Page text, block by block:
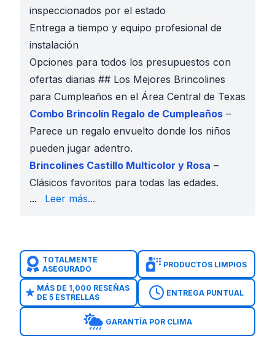
inspeccionados por el estado
Entrega a tiempo y equipo profesional de
instalación
Opciones para todos los presupuestos con
ofertas diarias ## Los Mejores Brincolines
para Cumpleaños en el Área Central de Texas
Combo Brincolín Regalo de Cumpleaños –
Parece un regalo envuelto donde los niños
pueden jugar adentro.
Brincolines Castillo Multicolor y Rosa –
Clásicos favoritos para todas las edades.
Sorpresa de Cumpleaños
Agrega extras para la fiesta como mesas y
Reserva con 50% de depósito
Sky High entrega, instala y recoge a tiempo
... Leer más...
TOTALMENTE
ASEGURADO
PRODUCTOS LIMPIOS
MÁS DE 1,000 RESEÑAS
DE 5 ESTRELLAS
ENTREGA PUNTUAL
GARANTÍA POR CLIMA